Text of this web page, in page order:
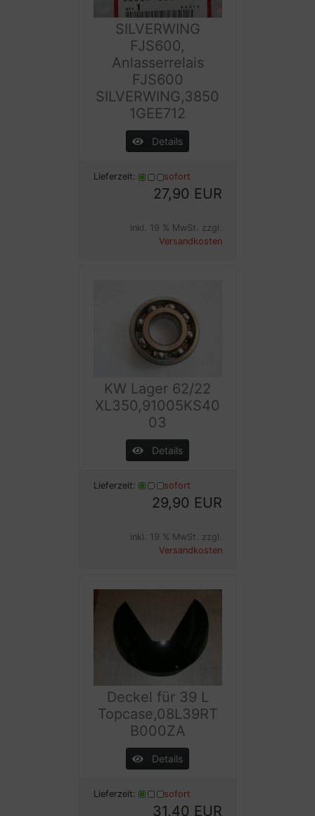
SILVERWING
FJS600,
Anlasserrelais
FJS600
SILVERWING,3850
1GEE712
Details
Lieferzeit: sofort
27,90 EUR
inkl. 19 % MwSt. zzgl.
Versandkosten
KW Lager 62/22
XL350,91005KS40
03
Details
Lieferzeit: sofort
29,90 EUR
inkl. 19 % MwSt. zzgl.
Versandkosten
Deckel für 39 L
Topcase,08L39RT
B000ZA
Details
Lieferzeit: sofort
31,40 EUR